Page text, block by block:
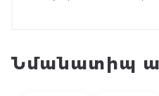
Նմանատիպ